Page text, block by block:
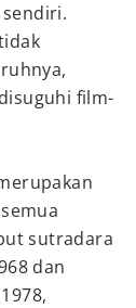
film-
sutradara
dan